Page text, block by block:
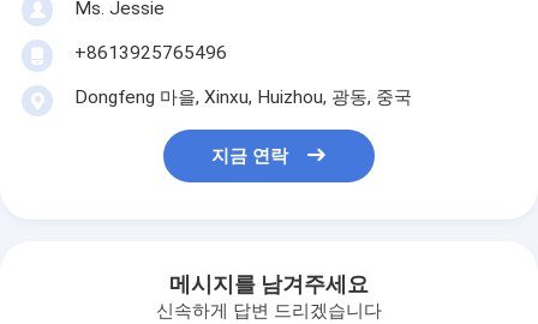
Ms. Jessie
+8613925765496
Dongfeng 마을, Xinxu, Huizhou, 광동, 중국
지금 연락
메시지를 남겨주세요
신속하게 답변 드리겠습니다